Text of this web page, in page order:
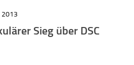
2013
Sieg über DSC